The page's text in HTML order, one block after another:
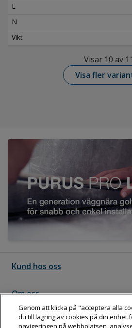
L
N
Vikt
Visar 10 av 11
Visa fler
Kund hos oss
Om oss
Följ Dahl
Genom att klicka på "acceptera alla
du till lagring av cookies på din enhet
navigeringen på webbplatsen,